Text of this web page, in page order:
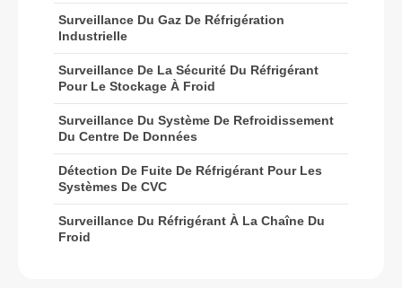
Surveillance Du Gaz De Réfrigération
Industrielle
Surveillance De La Sécurité Du Réfrigérant
Pour Le Stockage À Froid
Surveillance Du Système De Refroidissement
Du Centre De Données
Détection De Fuite De Réfrigérant Pour Les
Systèmes De CVC
Surveillance Du Réfrigérant À La Chaîne Du
Froid
Capteur R410
Capteur R454B
Détection de fuite de réfrigérant pour
les systèmes de CVC
Surveillance du réfrigérant à la
chaîne du froid
Surveillance du système de
refroidissement du centre de
données